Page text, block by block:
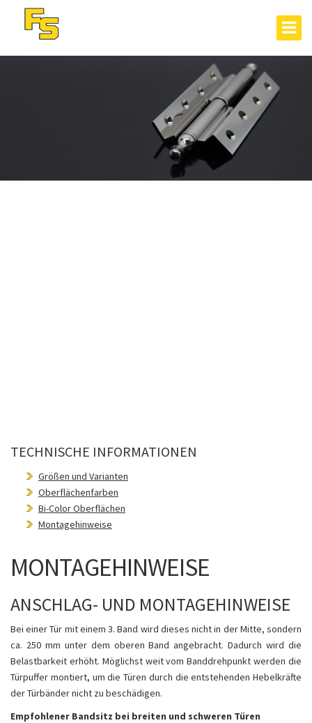
TECHNISCHE INFORMATIONEN
Größen und Varianten
Oberflächenfarben
Bi-Color Oberflächen
Montagehinweise
MONTAGEHINWEISE
ANSCHLAG- UND MONTAGEHINWEISE
Bei einer Tür mit einem 3. Band wird dieses nicht in der Mitte, sondern
ca. 250 mm unter dem oberen Band angebracht. Dadurch wird die
Belastbarkeit erhöht. Möglichst weit vom Banddrehpunkt werden die
Türpuffer montiert, um die Türen durch die entstehenden Hebelkräfte
der Türbänder nicht zu beschädigen.
Empfohlener Bandsitz bei breiten und schweren Türen